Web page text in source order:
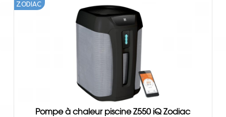
Pompe à chaleur piscine Z550 iQ Zodiac
ZODIAC